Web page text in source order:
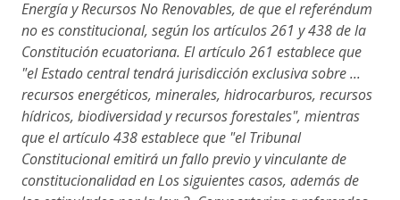
Energía y Recursos No Renovables, de que el referéndum
no es constitucional, según los artículos 261 y 438 de la
Constitución ecuatoriana. El artículo 261 establece que
"el Estado central tendrá jurisdicción exclusiva sobre ...
recursos energéticos, minerales, hidrocarburos, recursos
hídricos, biodiversidad y recursos forestales", mientras
que el artículo 438 establece que "el Tribunal
Constitucional emitirá un fallo previo y vinculante de
constitucionalidad en Los siguientes casos, además de